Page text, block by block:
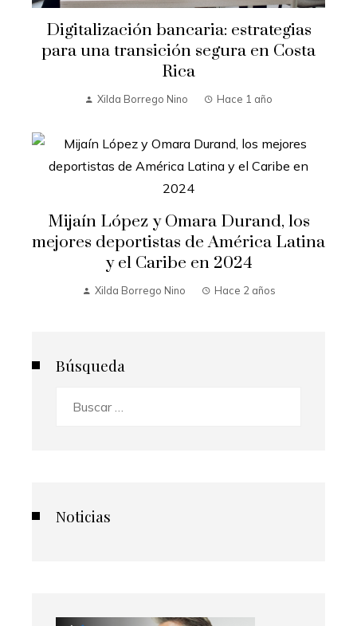
Digitalización bancaria: estrategias
para una transición segura en Costa
Rica
Xilda Borrego Nino Hace 1 año
Mijaín López y Omara Durand, los
mejores deportistas de América Latina
y el Caribe en 2024
Xilda Borrego Nino Hace 2 años
Búsqueda
Noticias